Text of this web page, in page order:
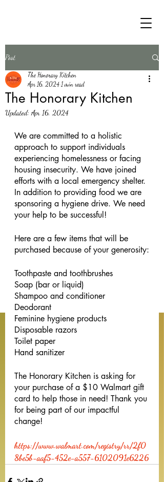
Post
The Honorary Kitchen
The Honorary Kitchen
Apr 16, 2024 1 min read
Updated: Apr 16, 2024
We are committed to a holistic
approach to support individuals
experiencing homelessness or facing
housing insecurity. We have joined
efforts with a local emergency shelter.
In addition to providing food we are
sponsoring a hygiene drive. We need
your help to be successful!
Here are a few items that will be
purchased because of your generosity:
Toothpaste and toothbrushes
Soap (bar or liquid)
Shampoo and conditioner
Deodorant
Feminine hygiene products
Disposable razors
Toilet paper
Hand sanitizer
The Honorary Kitchen is asking for
your purchase of a $10 Walmart gift
card to help those in need! Thank you
for being part of our impactful
change!
https://www.walmart.com/registry/rr/2f0
8be5b-aaf5-452e-a557-6102091e6226